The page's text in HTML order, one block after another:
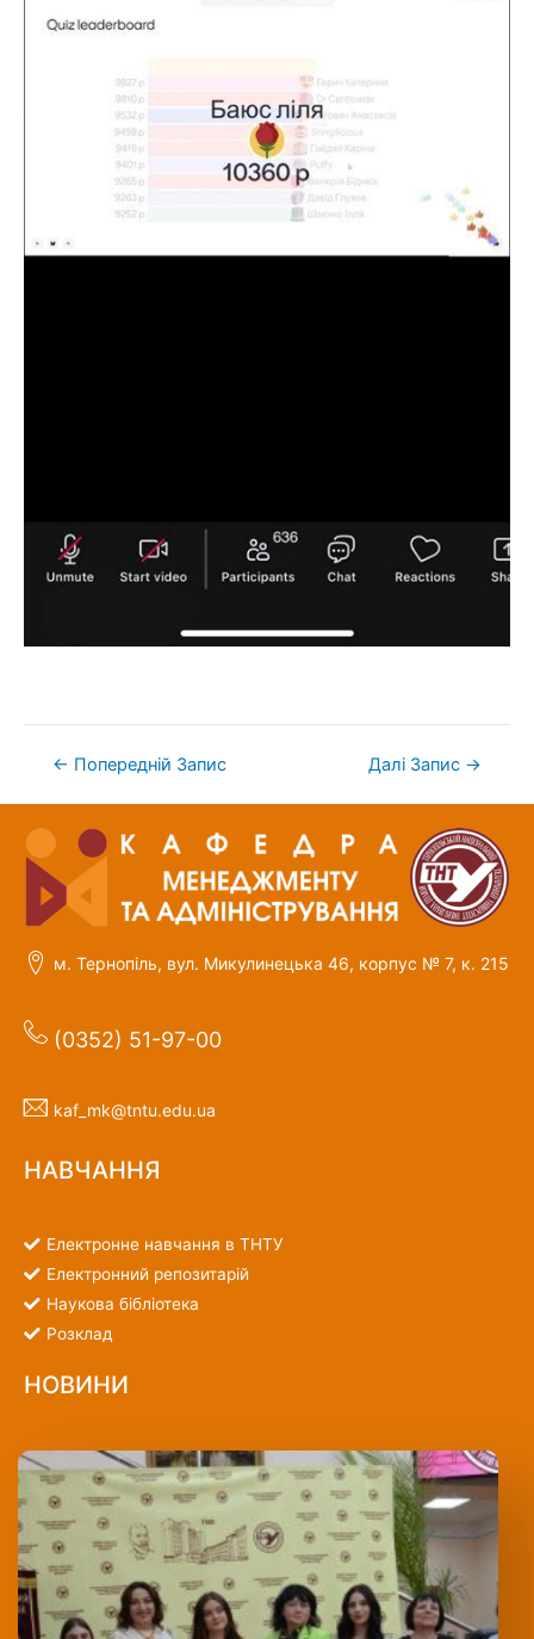
← Попередній Запис Далі Запис →
м. Тернопіль, вул. Микулинецька 46, корпус № 7, к. 215
(0352) 51-97-00
kaf_mk@tntu.edu.ua
НАВЧАННЯ
Електронне навчання в ТНТУ
Електронний репозитарій
Наукова бібліотека
Розклад
НОВИНИ